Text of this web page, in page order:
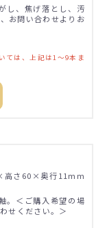
し、焦げ落とし、汚
お問い合わせよりお
ては、上記は1～9本ま
高さ60×奥行11mm
。＜ご購入希望の場
せください。＞